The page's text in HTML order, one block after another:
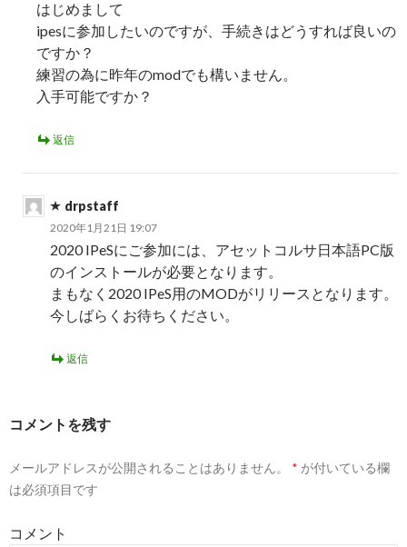
はじめまして
ipesに参加したいのですが、手続きはどうすれば良いの
ですか？
練習の為に昨年のmodでも構いません。
入手可能ですか？
返信
drpstaff
2020年1月21日 19:07
2020 IPeSにご参加には、アセットコルサ日本語PC版
のインストールが必要となります。
まもなく2020 IPeS用のMODがリリースとなります。
今しばらくお待ちください。
返信
コメントを残す
メールアドレスが公開されることはありません。 * が付いている欄
は必須項目です
コメント